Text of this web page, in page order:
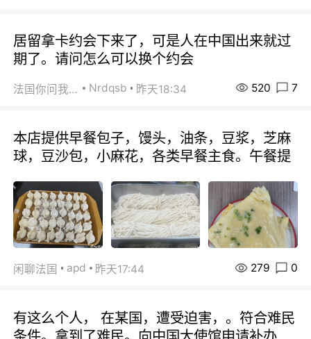
居留拿卡约会下来了，可是人在中国出来就过
期了。请问怎么可以换个约会
法国你问我答 Nrdqsb 昨天18:34 520 7
本店提供早餐包子，馒头，油条，豆浆，芝麻
球，豆沙包，小麻花，各类早餐主食。午餐提
闲聊法国 apd 昨天17:44 279 0
有这么个人， 在某国，遭受迫害，。符合难民